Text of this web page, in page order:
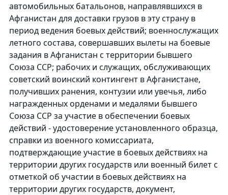
автомобильных батальонов, направлявшихся в
Афганистан для доставки грузов в эту страну в
период ведения боевых действий; военнослужащих
летного состава, совершавших вылеты на боевые
задания в Афганистан с территории бывшего
Союза ССР; рабочих и служащих, обслуживающих
советский воинский контингент в Афганистане,
получивших ранения, контузии или увечья, либо
награжденных орденами и медалями бывшего
Союза ССР за участие в обеспечении боевых
действий - удостоверение установленного образца,
справки из военного комиссариата,
подтверждающие участие в боевых действиях на
территории других государств или военный билет с
отметкой об участии в боевых действиях на
территории других государств, документ,